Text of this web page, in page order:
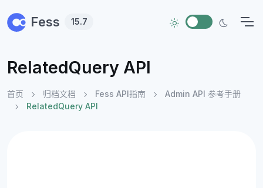
Fess 15.7
RelatedQuery API
首页 归档文档 Fess API指南
Admin API 参考手册
RelatedQuery API